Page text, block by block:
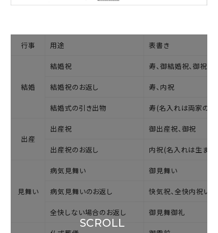
行事 用途 表書き
結婚
結婚祝 寿、御結婚祝、御祝
結婚祝のお返し 寿、内祝
結婚式の引き出物 寿(名入れは両家の
出産
出産祝 御出産祝、御祝
出産祝のお返し 内祝(名入れは生ま
見舞い
病気見舞い 御見舞い
病気見舞いのお返し 快気祝、全快内祝い
全快しない場合のお返し 御見舞御礼
SCROLL